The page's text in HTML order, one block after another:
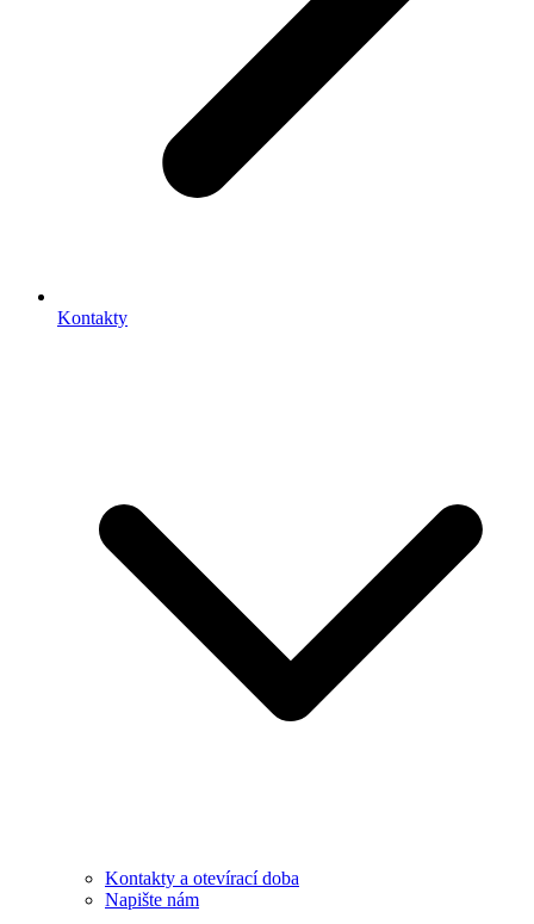
Kontakty
Kontakty a otevírací doba
Napište nám